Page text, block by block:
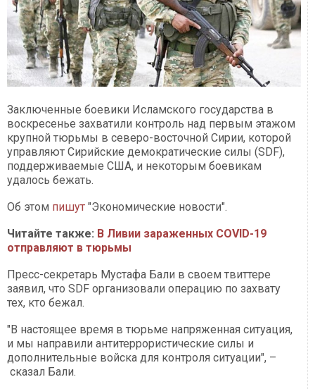
Заключенные боевики Исламского государства в
воскресенье захватили контроль над первым этажом
крупной тюрьмы в северо-восточной Сирии, которой
управляют Сирийские демократические силы (SDF),
поддерживаемые США, и некоторым боевикам
удалось бежать.
Об этом пишут "Экономические новости".
Читайте также: В Ливии зараженных COVID-19
отправляют в тюрьмы
Пресс-секретарь Мустафа Бали в своем твиттере
заявил, что SDF организовали операцию по захвату
тех, кто бежал.
"В настоящее время в тюрьме напряженная ситуация,
и мы направили антитеррористические силы и
дополнительные войска для контроля ситуации", –
сказал Бали.